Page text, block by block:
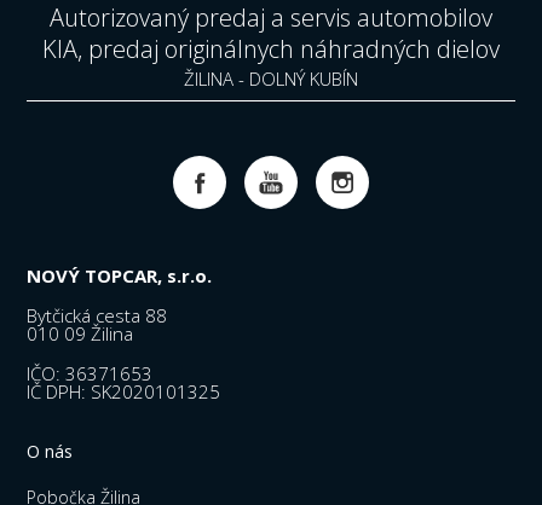
Autorizovaný predaj a servis automobilov
KIA, predaj originálnych náhradných dielov
ŽILINA - DOLNÝ KUBÍN
NOVÝ TOPCAR, s.r.o.
Bytčická cesta 88
010 09 Žilina
IČO: 36371653
IČ DPH: SK2020101325
O nás
Pobočka Žilina